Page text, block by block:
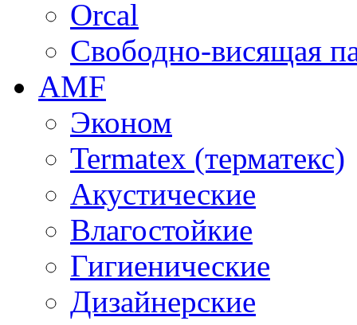
Orcal
Свободно-висящая
AMF
Эконом
Termatex (терматекс)
Акустические
Влагостойкие
Гигиенические
Дизайнерские